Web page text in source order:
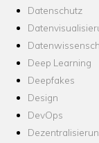
Datenschutz
Deep Learning
Deepfakes
Design
DevOps